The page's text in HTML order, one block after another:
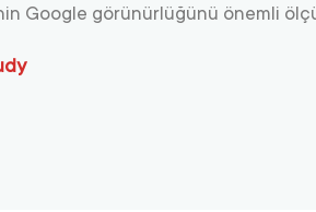
Google görünürlüğünü önemli